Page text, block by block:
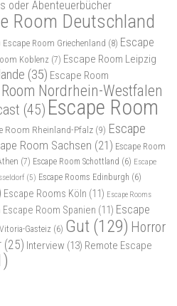
oder Abenteuerbücher
Room Deutschland
Escape Room Griechenland (8) Escape
Koblenz (7) Escape Room Leipzig
(35) Escape Room
Nordrhein-Westfalen
(45) Escape Room
Room Rheinland-Pfalz (9) Escape
Room Sachsen (21) Escape Room
(7) Escape Room Schottland (6) Escape
(5) Escape Rooms Edinburgh (6)
Escape Rooms Köln (11) Escape Rooms
Escape Room Spanien (11) Escape
Gasteiz (6) Gut (129) Horror
(25) Interview (13) Remote Escape